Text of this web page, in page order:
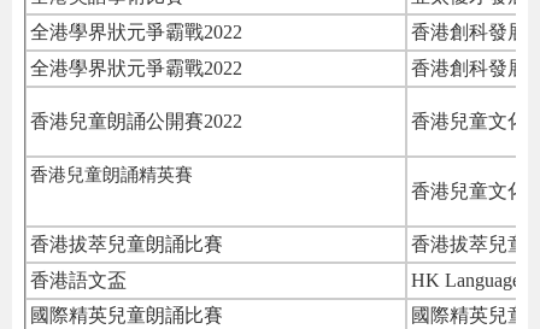
全港學界狀元爭霸戰2022
香港創科發展
全港學界狀元爭霸戰2022
香港創科發展
香港兒童朗誦公開賽2022 香港兒童文化
香港兒童朗誦精英賽
香港兒童文化
香港拔萃兒童朗誦比賽
香港拔萃兒童
香港語文盃
HK Language
國際精英兒童朗誦比賽 國際精英兒童